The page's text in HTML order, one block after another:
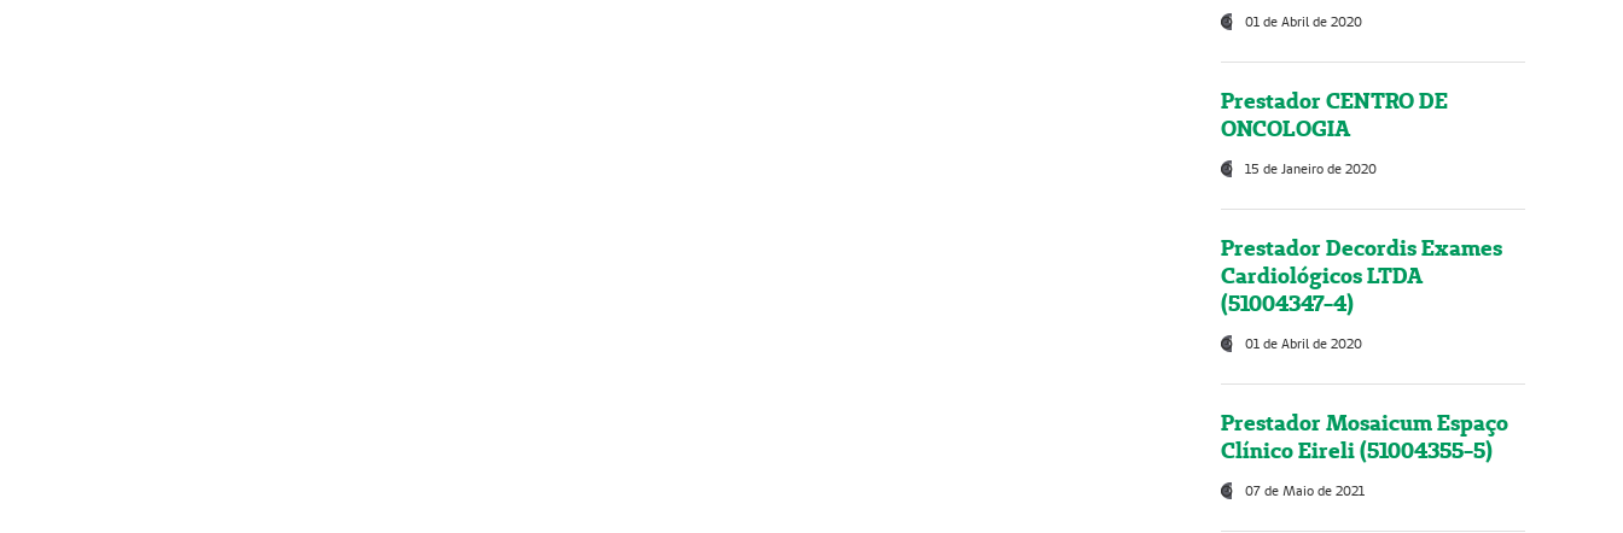
01 de Abril de 2020
Prestador CENTRO DE
ONCOLOGIA
15 de Janeiro de 2020
Prestador Decordis Exames
Cardiológicos LTDA
(51004347-4)
01 de Abril de 2020
Prestador Mosaicum Espaço
Clínico Eireli (51004355-5)
07 de Maio de 2021